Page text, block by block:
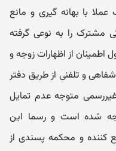
با بهانه گیری و مانع
مشترک را به نوعی گرفته
اطمینان از اظهارات زوجه و
و تلفنی از طریق دفتر
متوجه عدم تمایل
شده است و رسما این
کننده و محکمه پسندی از